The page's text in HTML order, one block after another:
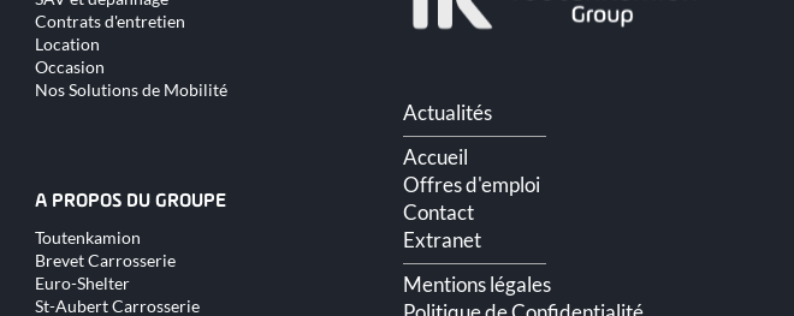
au
contenu
Contrats d'entretien
Location
Occasion
Nos Solutions de Mobilité
A PROPOS DU GROUPE
Aller
au
contenu
Toutenkamion
Brevet Carrosserie
Euro-Shelter
St-Aubert Carrosserie
Aller
au
contenu
Actualités
Accueil
Offres d'emploi
Contact
Extranet
Mentions légales